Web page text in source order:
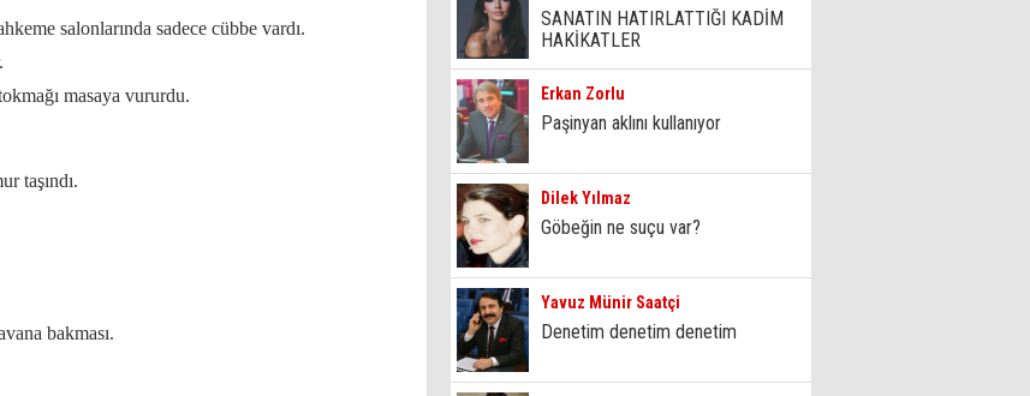
salonlarında sadece cübbe vardı.
masaya vururdu.
taşındı.
bakması.
SANATIN HATIRLATTIĞI KADİM
HAKİKATLER
Erkan Zorlu
Paşinyan aklını kullanıyor
Dilek Yılmaz
Göbeğin ne suçu var?
Yavuz Münir Saatçi
Denetim denetim denetim